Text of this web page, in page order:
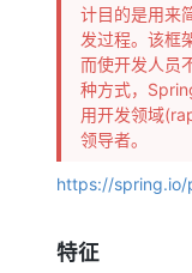
计目的是用来
发过程。该框
而使开发人员
种方式，
用开发领域
领导者。
https://
特征